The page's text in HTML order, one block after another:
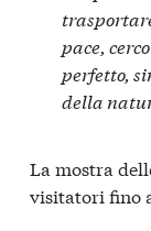
pace,
perfetto,
della
La mostra
visitatori fino